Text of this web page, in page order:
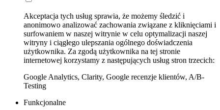
Akceptacja tych usług sprawia, że możemy śledzić i
anonimowo analizować zachowania związane z kliknięciami i
surfowaniem w naszej witrynie w celu optymalizacji naszej
witryny i ciągłego ulepszania ogólnego doświadczenia
użytkownika. Za zgodą użytkownika na tej stronie
internetowej korzystamy z następujących usług stron trzecich:
Google Analytics, Clarity, Google recenzje klientów, A/B-
Testing
Funkcjonalne